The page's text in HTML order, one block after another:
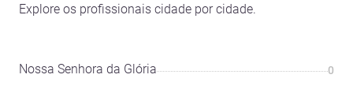
Explore os profissionais cidade por cidade.
Nossa Senhora da Glória 0